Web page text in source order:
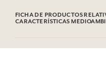
Glucoside, Caprylyl/Capryl
Citric Acid, Potassium Sorbate,
FICHA DE PRODUCTOS
CARACTERÍSTICAS
Por favor, consulte las